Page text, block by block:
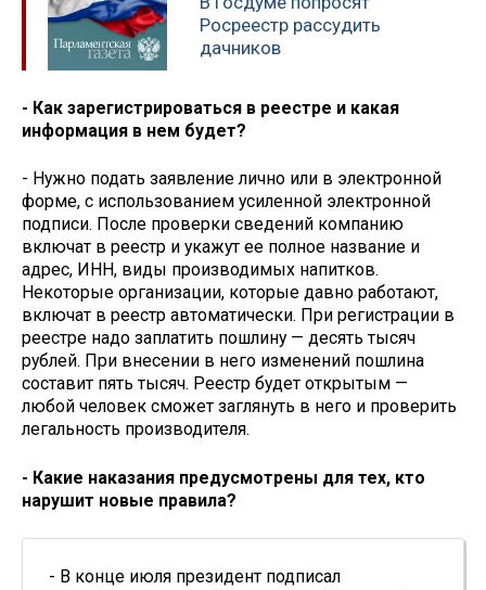
Росреестр рассудить
дачников
- Как зарегистрироваться в реестре и какая
информация в нем будет?
- Нужно подать заявление лично или в электронной
форме, с использованием усиленной электронной
подписи. После проверки сведений компанию
включат в реестр и укажут ее полное название и
адрес, ИНН, виды производимых напитков.
Некоторые организации, которые давно работают,
включат в реестр автоматически. При регистрации в
реестре надо заплатить пошлину — десять тысяч
рублей. При внесении в него изменений пошлина
составит пять тысяч. Реестр будет открытым —
любой человек сможет заглянуть в него и проверить
легальность производителя.
- Какие наказания предусмотрены для тех, кто
нарушит новые правила?
- В конце июля президент подписал